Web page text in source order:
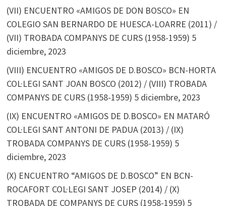
(VII) ENCUENTRO «AMIGOS DE DON BOSCO» EN
COLEGIO SAN BERNARDO DE HUESCA-LOARRE (2011) /
(VII) TROBADA COMPANYS DE CURS (1958-1959) 5
diciembre, 2023
(VIII) ENCUENTRO «AMIGOS DE D.BOSCO» BCN-HORTA
COL·LEGI SANT JOAN BOSCO (2012) / (VIII) TROBADA
COMPANYS DE CURS (1958-1959) 5 diciembre, 2023
(IX) ENCUENTRO «AMIGOS DE D.BOSCO» EN MATARÓ
COL·LEGI SANT ANTONI DE PADUA (2013) / (IX)
TROBADA COMPANYS DE CURS (1958-1959) 5
diciembre, 2023
(X) ENCUENTRO “AMIGOS DE D.BOSCO” EN BCN-
ROCAFORT COL·LEGI SANT JOSEP (2014) / (X)
TROBADA DE COMPANYS DE CURS (1958-1959) 5